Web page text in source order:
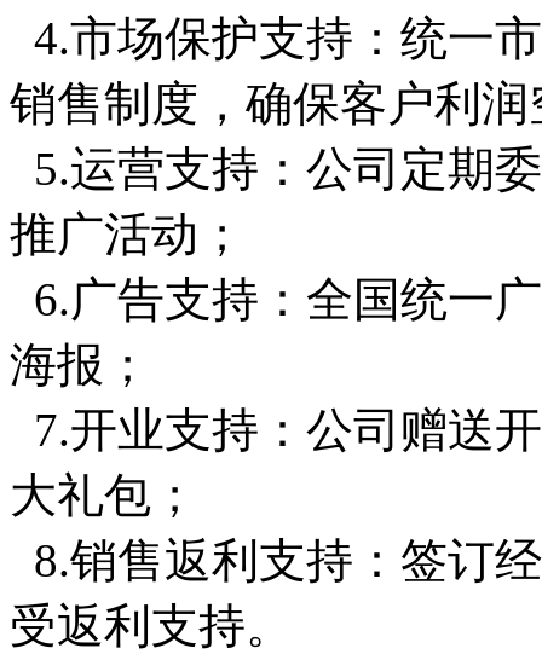
4.市场保护支持：统一
销售制度，确保客户利润
5.运营支持：公司定期
推广活动；
6.广告支持：全国统一
海报；
7.开业支持：公司赠送
大礼包；
8.销售返利支持：签订
受返利支持。